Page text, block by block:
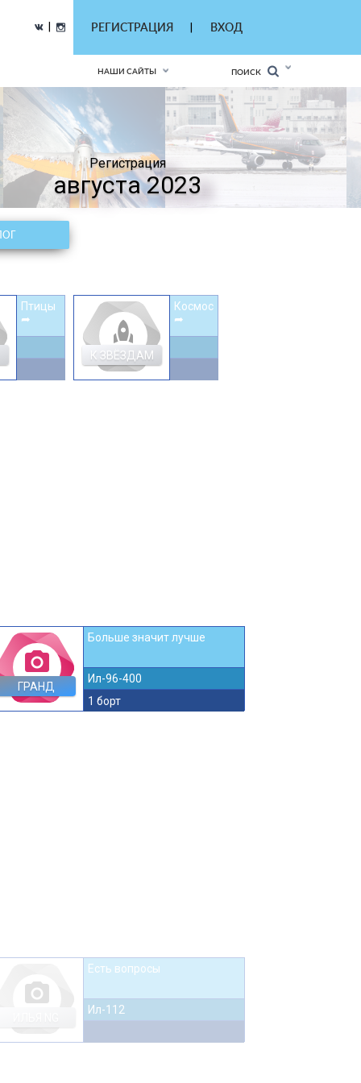
РЕГИСТРАЦИЯ ВХОД
НАШИ САЙТЫ ПОИСК
Регистрация
августа 2023
Птицы
➦
rocket
К ЗВЁЗДАМ
Космос
➦
photo_camera
ГРАНД
Больше значит лучше
Ил-96-400
1 борт
photo_camera
Есть вопросы
Ил-112